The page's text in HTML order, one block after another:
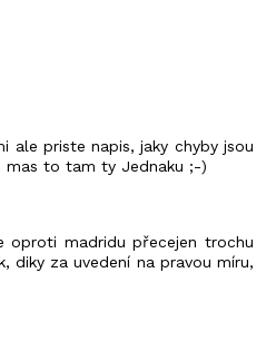
ale priste napis, jaky chyby jsou
mas to tam ty Jednaku ;-)
oproti madridu přecejen trochu
diky za uvedení na pravou míru,